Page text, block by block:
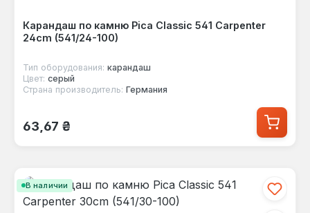
Карандаш по камню Pica Classic 541 Carpenter
24cm (541/24-100)
Тип оборудования: карандаш
Цвет: серый
Страна производитель: Германия
Обычная цена:
63,67 ₴
В наличии